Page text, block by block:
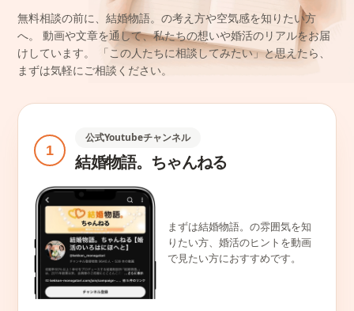
無料相談の前に、結婚物語。の考え方や空気感を知りたい方
へ。
動画や文章を通して、私たちの想いや婚活のリアルをお届
けしています。
「この人たちに相談してみたい」と思えたら、
まずは気軽にご相談ください。
1
公式Youtubeチャンネル
結婚物語。ちゃんねる
まずは結婚物語。の雰囲気を知
りたい方、婚活のヒントを動画
で見たい方におすすめです。